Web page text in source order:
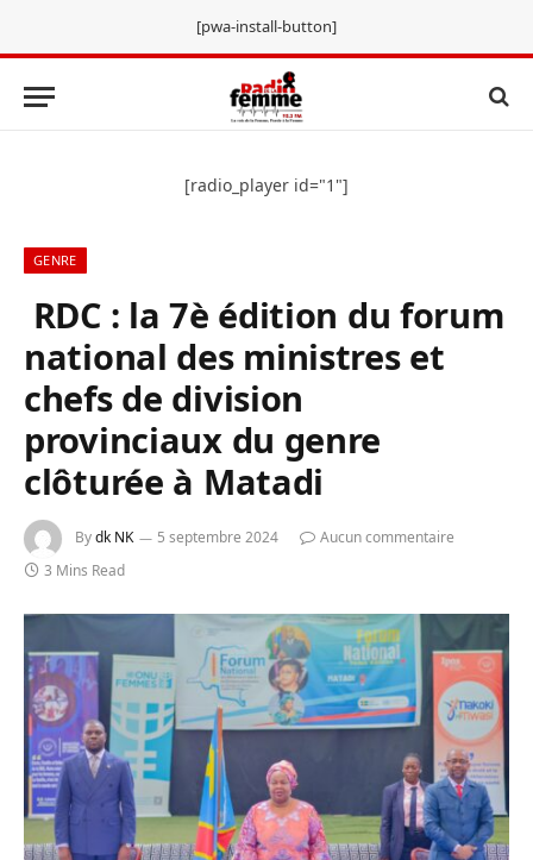
[pwa-install-button]
[radio_player id="1"]
GENRE
RDC : la 7è édition du forum
national des ministres et
chefs de division
provinciaux du genre
clôturée à Matadi
Bydk NK 5 septembre 2024
Aucun commentaire
3 Mins Read